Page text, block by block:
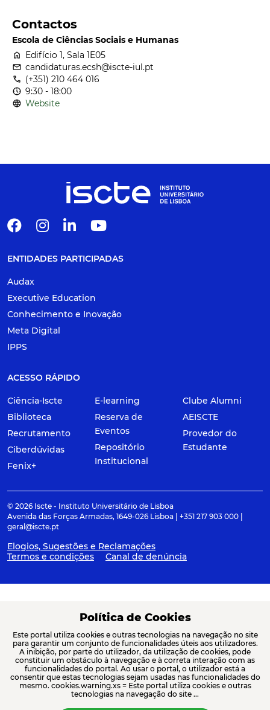
Contactos
Escola de Ciências Sociais e Humanas
home Edifício 1, Sala 1E05
email candidaturas.ecsh@iscte-iul.pt
call (+351) 210 464 016
nest_clock_farsight_analog 9:30 - 18:00
language Website
ENTIDADES PARTICIPADAS
Audax
Executive Education
Conhecimento e Inovação
Meta Digital
IPPS
ACESSO RÁPIDO
Ciência-Iscte
Biblioteca
Recrutamento
Ciberdúvidas
Fenix+
E-learning
Reserva de
Eventos
Repositório
Institucional
Clube Alumni
AEISCTE
Provedor do
Estudante
© 2026 Iscte - Instituto Universitário de Lisboa
Avenida das Forças Armadas, 1649-026 Lisboa | +351 217 903 000 |
geral@iscte.pt
Elogios, Sugestões e Reclamações
Termos e condições
Canal de denúncia
FINANCIAMENTO
Política de Cookies
Este portal utiliza cookies e outras tecnologias na navegação no site
para garantir um conjunto de funcionalidades úteis aos utilizadores.
A inibição, por parte do utilizador, da utilização de cookies, pode
constituir um obstáculo à navegação e à correta interação com as
funcionalidades do portal. Ao usar o portal, o utilizador está a
consentir que estas tecnologias sejam usadas nas funcionalidades do
mesmo. cookies.warning.xs = Este portal utiliza cookies e outras
tecnologias na navegação do site ...